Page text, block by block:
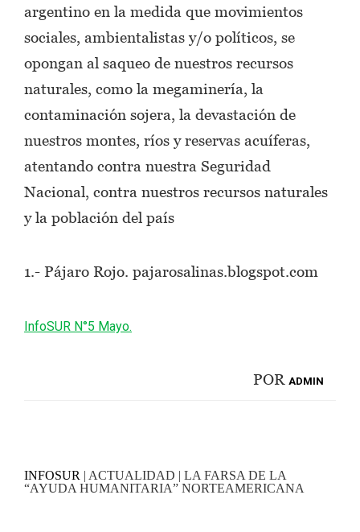
argentino en la medida que movimientos
sociales, ambientalistas y/o políticos, se
opongan al saqueo de nuestros recursos
naturales, como la megaminería, la
contaminación sojera, la devastación de
nuestros montes, ríos y reservas acuíferas,
atentando contra nuestra Seguridad
Nacional, contra nuestros recursos naturales
y la población del país
1.- Pájaro Rojo. pajarosalinas.blogspot.com
InfoSUR N°5 Mayo.
POR ADMIN
INFOSUR | ACTUALIDAD | LA FARSA DE LA
“AYUDA HUMANITARIA” NORTEAMERICANA